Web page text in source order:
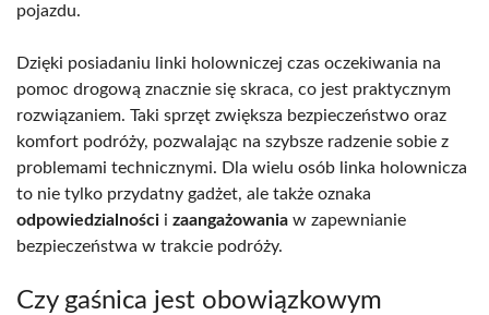
pojazdu.
Dzięki posiadaniu linki holowniczej czas oczekiwania na
pomoc drogową znacznie się skraca, co jest praktycznym
rozwiązaniem. Taki sprzęt zwiększa bezpieczeństwo oraz
komfort podróży, pozwalając na szybsze radzenie sobie z
problemami technicznymi. Dla wielu osób linka holownicza
to nie tylko przydatny gadżet, ale także oznaka
odpowiedzialności i zaangażowania w zapewnianie
bezpieczeństwa w trakcie podróży.
Czy gaśnica jest obowiązkowym